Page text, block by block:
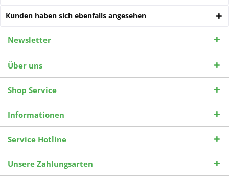
Kunden haben sich ebenfalls angesehen
Newsletter
Über uns
Shop Service
Informationen
Service Hotline
Unsere Zahlungsarten